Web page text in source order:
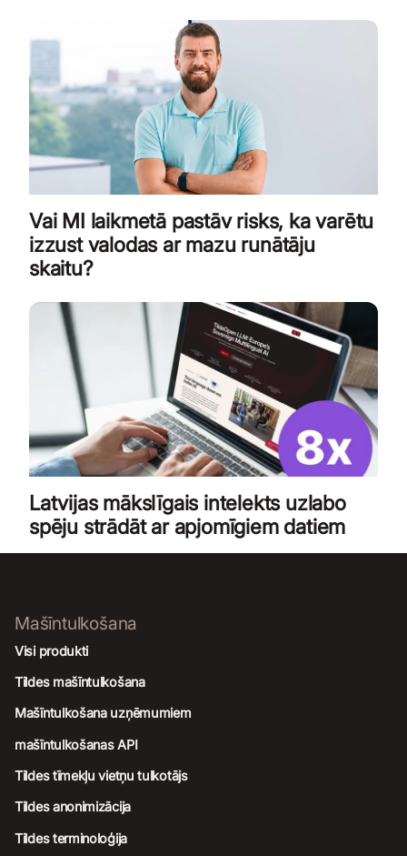
Vai MI laikmetā pastāv risks, ka varētu
izzust valodas ar mazu runātāju
skaitu?
Latvijas mākslīgais intelekts uzlabo
spēju strādāt ar apjomīgiem datiem
Mašīntulkošana
Visi produkti
Tildes mašīntulkošana
Mašīntulkošana uzņēmumiem
mašīntulkošanas API
Tildes tīmekļu vietņu tulkotājs
Tildes anonimizācija
Tildes terminoloģija